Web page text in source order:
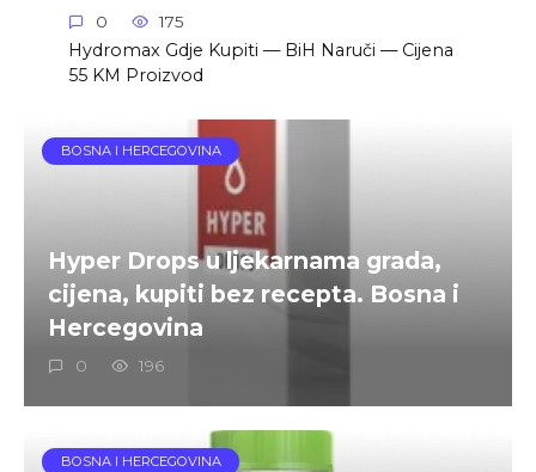
0 175
Hydromax Gdje Kupiti — BiH Naruči — Cijena
55 KM Proizvod
BOSNA I HERCEGOVINA
Hyper Drops u ljekarnama grada,
cijena, kupiti bez recepta. Bosna i
Hercegovina
0 196
BOSNA I HERCEGOVINA